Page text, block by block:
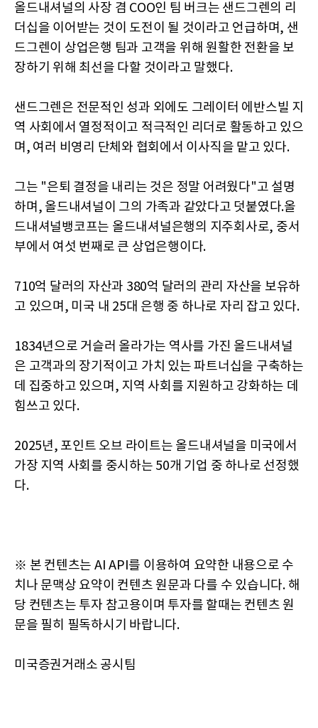
올드내셔널의 사장 겸 COO인 팀 버크는 샌드그렌의 리
더십을 이어받는 것이 도전이 될 것이라고 언급하며, 샌
드그렌이 상업은행 팀과 고객을 위해 원활한 전환을 보
장하기 위해 최선을 다할 것이라고 말했다.
샌드그렌은 전문적인 성과 외에도 그레이터 에반스빌 지
역 사회에서 열정적이고 적극적인 리더로 활동하고 있으
며, 여러 비영리 단체와 협회에서 이사직을 맡고 있다.
그는 "은퇴 결정을 내리는 것은 정말 어려웠다"고 설명
하며, 올드내셔널이 그의 가족과 같았다고 덧붙였다.올
드내셔널뱅코프는 올드내셔널은행의 지주회사로, 중서
부에서 여섯 번째로 큰 상업은행이다.
710억 달러의 자산과 380억 달러의 관리 자산을 보유하
고 있으며, 미국 내 25대 은행 중 하나로 자리 잡고 있다.
1834년으로 거슬러 올라가는 역사를 가진 올드내셔널
은 고객과의 장기적이고 가치 있는 파트너십을 구축하는
데 집중하고 있으며, 지역 사회를 지원하고 강화하는 데
힘쓰고 있다.
2025년, 포인트 오브 라이트는 올드내셔널을 미국에서
가장 지역 사회를 중시하는 50개 기업 중 하나로 선정했
다.
※ 본 컨텐츠는 AI API를 이용하여 요약한 내용으로 수
치나 문맥상 요약이 컨텐츠 원문과 다를 수 있습니다. 해
당 컨텐츠는 투자 참고용이며 투자를 할때는 컨텐츠 원
문을 필히 필독하시기 바랍니다.
미국증권거래소 공시팀